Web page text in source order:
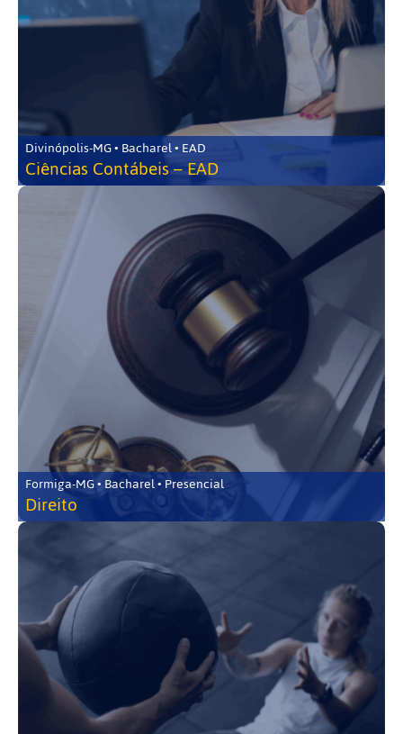
Divinópolis-MG • Bacharel • EAD
Ciências Contábeis – EAD
Formiga-MG • Bacharel • Presencial
Direito